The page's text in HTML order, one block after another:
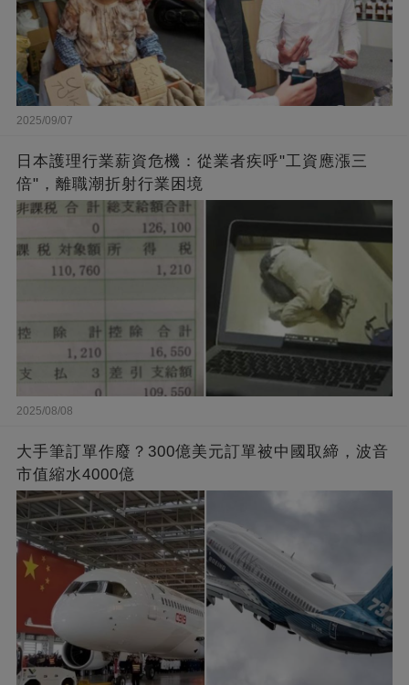
2025/09/07
日本護理行業薪資危機：從業者疾呼"工資應漲三
倍"，離職潮折射行業困境
2025/08/08
大手筆訂單作廢？300億美元訂單被中國取締，波音
市值縮水4000億